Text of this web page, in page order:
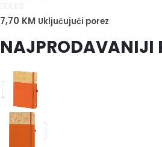
0out of 5
7,70 KM Uključujući porez
NAJPRODAVANIJI